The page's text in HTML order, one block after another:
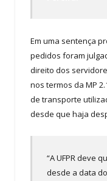
Em uma sentença
pedidos foram
direito dos
nos termos da MP
de transporte
desde que haja
“A UFPR deve
desde a data